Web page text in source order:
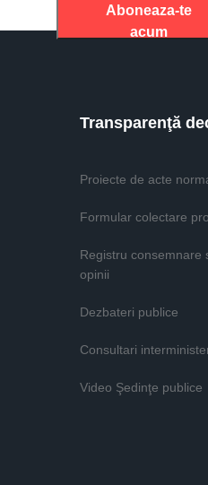
Aboneaza-te
acum
Transparenţă
Proiecte de acte
Formular colectare
Registru consemnare
opinii
Dezbateri publice
Consultari
Video Şedinţe publice